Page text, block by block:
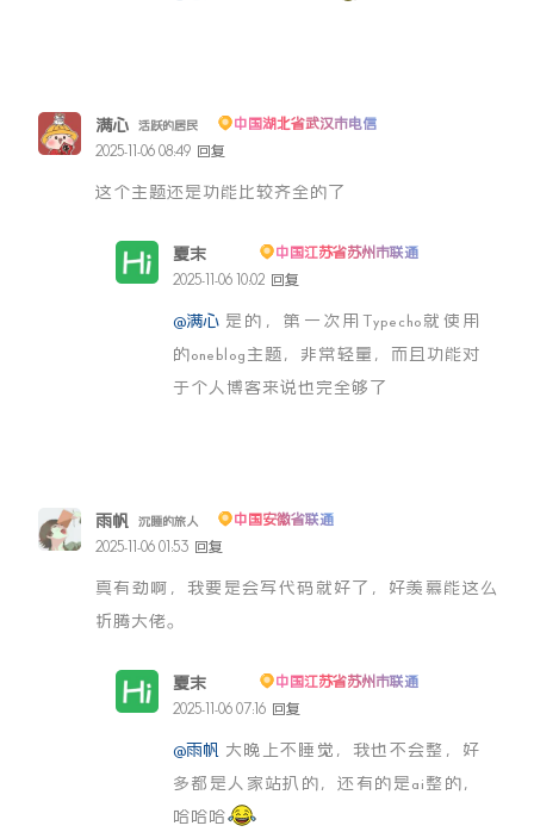
满心 活跃的居民
中国湖北省武汉市电信
2025-11-06 08:49 回复
这个主题还是功能比较齐全的了
夏末
中国江苏省苏州市联通
2025-11-06 10:02 回复
@满心 是的，第一次用Typecho就使用
的oneblog主题，非常轻量，而且功能对
于个人博客来说也完全够了
雨帆 沉睡的旅人
中国安徽省联通
2025-11-06 01:53 回复
真有劲啊，我要是会写代码就好了，好羡慕能这么
折腾大佬。
夏末
中国江苏省苏州市联通
2025-11-06 07:16 回复
@雨帆 大晚上不睡觉，我也不会整，好
多都是人家站扒的，还有的是ai整的，
哈哈哈